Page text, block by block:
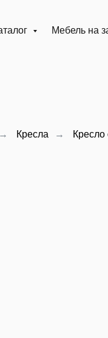
Мебель на
→ Кресла →